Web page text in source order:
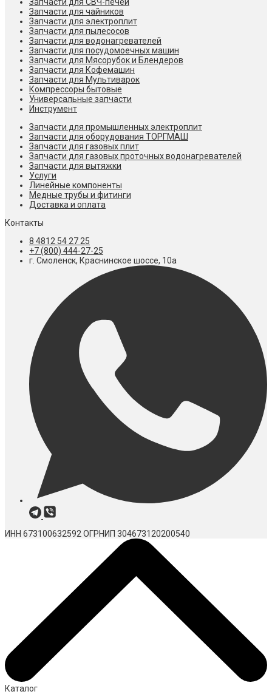
Запчасти для СВЧ-печей
Запчасти для чайников
Запчасти для электроплит
Запчасти для пылесосов
Запчасти для водонагревателей
Запчасти для посудомоечных машин
Запчасти для Мясорубок и Блендеров
Запчасти для Кофемашин
Запчасти для Мультиварок
Компрессоры бытовые
Универсальные запчасти
Инструмент
Запчасти для промышленных электроплит
Запчасти для оборудования ТОРГМАШ
Запчасти для газовых плит
Запчасти для газовых проточных водонагревателей
Запчасти для вытяжки
Услуги
Линейные компоненты
Медные трубы и фитинги
Доставка и оплата
Контакты
8 4812 54 27 25
+7 (800) 444-27-25
г. Смоленск, Краснинское шоссе, 10а
ИНН 673100632592ОГРНИП 304673120200540
Каталог